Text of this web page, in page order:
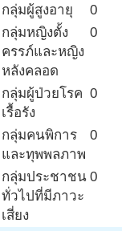
กลุ่มผู้สูงอายุ
0
กลุ่มหญิงตั้ง
ครรภ์และหญิง
หลังคลอด
0
กลุ่มผู้ป่วยโรค
เรื้อรัง
0
กลุ่มคนพิการ
และทุพพลภาพ
0
กลุ่มประชาชน
ทั่วไปที่มีภาวะ
เสี่ยง
0